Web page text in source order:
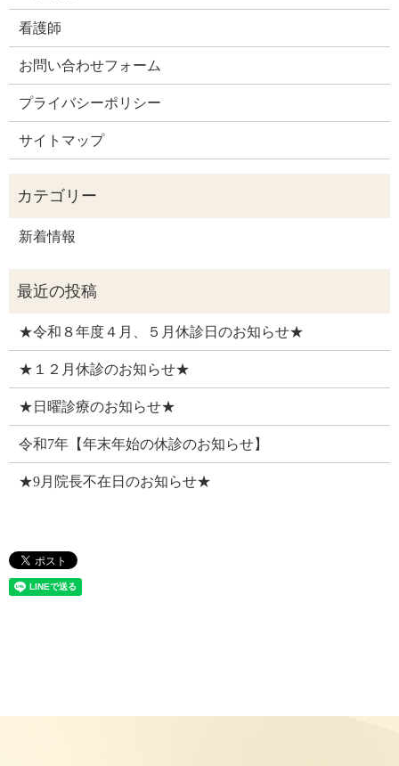
看護師
お問い合わせフォーム
プライバシーポリシー
サイトマップ
新着情報
★令和８年度４月、５月休診日のお知らせ★
★１２月休診のお知らせ★
★日曜診療のお知らせ★
令和7年【年末年始の休診のお知らせ】
★9月院長不在日のお知らせ★